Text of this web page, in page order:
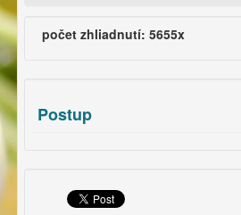
počet zhliadnutí: 5655x
Postup